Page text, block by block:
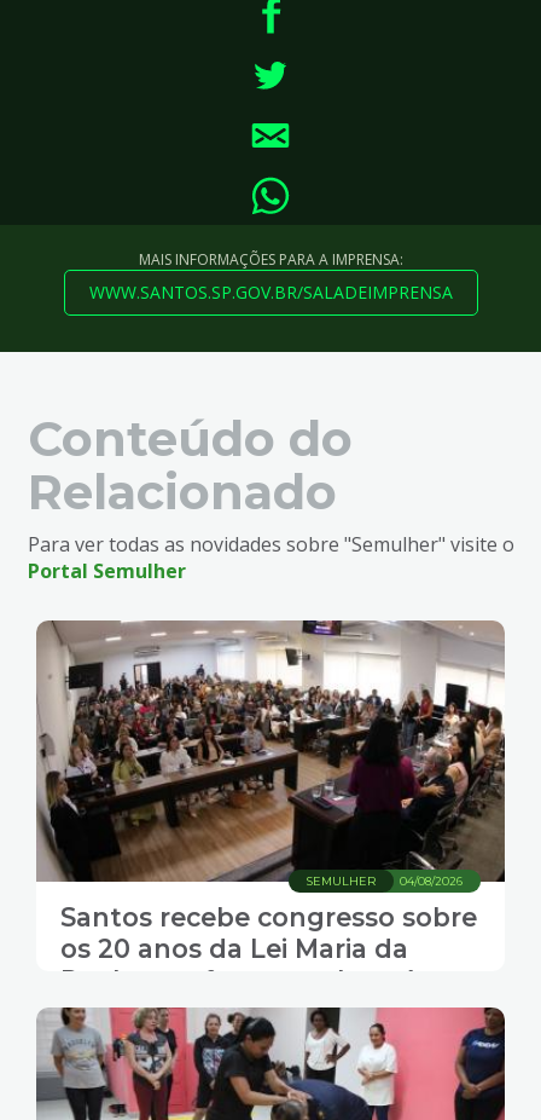
MAIS INFORMAÇÕES PARA A IMPRENSA:
WWW.SANTOS.SP.GOV.BR/SALADEIMPRENSA
Conteúdo do
Relacionado
Para ver todas as novidades sobre "Semulher" visite o
Portal Semulher
04/08/2026
SEMULHER
Santos recebe congresso sobre
os 20 anos da Lei Maria da
Penha e reforça combate à
violência contra a mulher